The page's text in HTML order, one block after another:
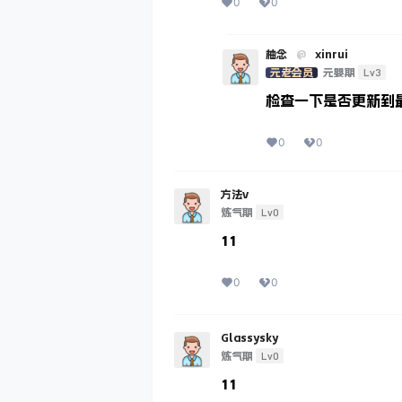
柚念 @
xinrui
元老会员
元婴期 Lv3
检查一下是否更新到
0 0
方法v
炼气期
Lv0
11
0 0
Glassysky
炼气期
Lv0
11